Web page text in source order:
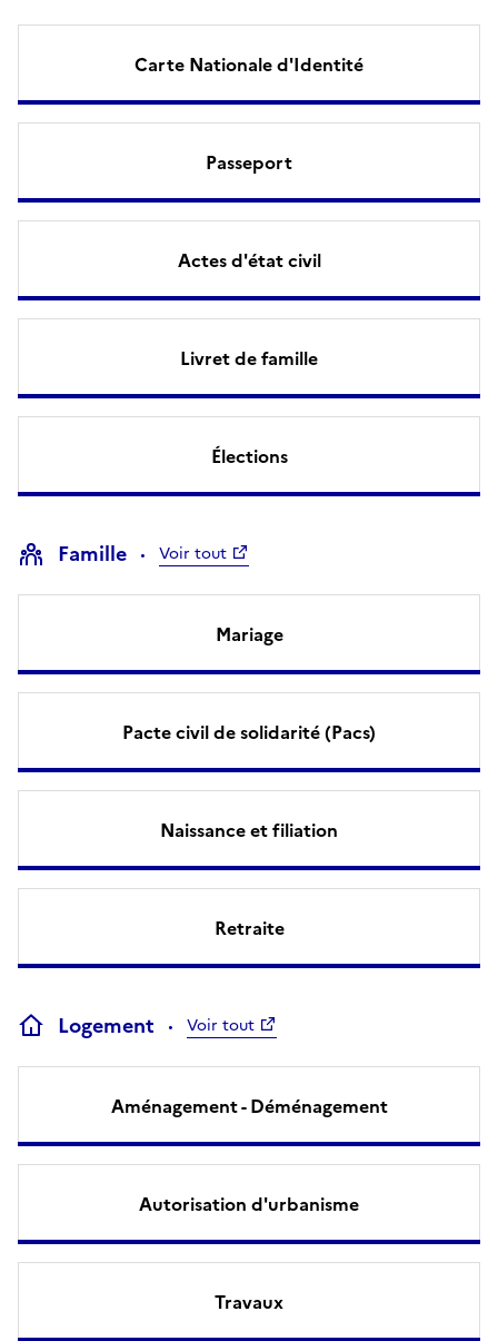
Carte Nationale d'Identité
Passeport
Actes d'état civil
Livret de famille
Élections
Famille Voir tout
Mariage
Pacte civil de solidarité (Pacs)
Naissance et filiation
Retraite
Logement Voir tout
Aménagement - Déménagement
Autorisation d'urbanisme
Travaux